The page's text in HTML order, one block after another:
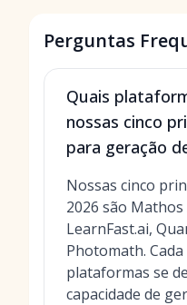
Perguntas
Quais
nossas cinco
para geração
Nossas cinco
2026 são Mathos
LearnFast.ai,
Photomath.
plataformas se
capacidade de